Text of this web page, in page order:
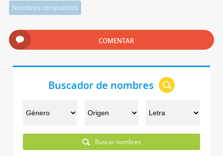
Nombres compuestos
COMENTAR
Buscador de nombres
Buscar nombres